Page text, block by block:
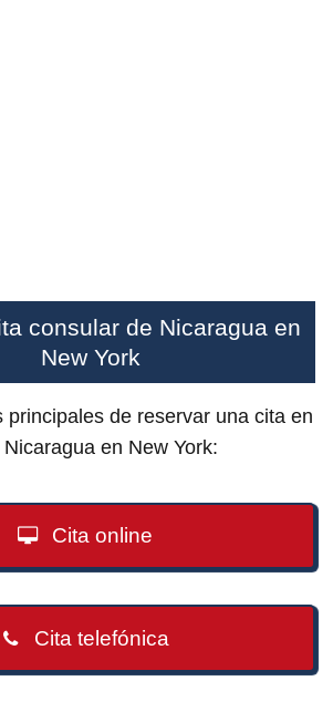
consular de Nicaragua en
New York
principales de reservar una cita en
en New York:
Cita online
Cita telefónica